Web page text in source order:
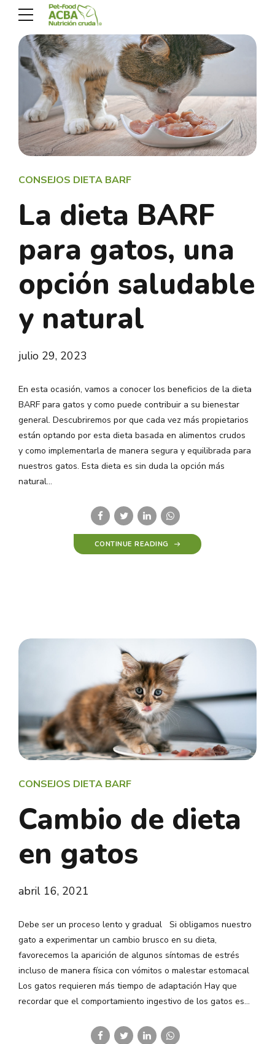
CONSEJOS DIETA BARF
La dieta BARF
para gatos, una
opción saludable
y natural
julio 29, 2023
En esta ocasión, vamos a conocer los beneficios de la dieta
BARF para gatos y como puede contribuir a su bienestar
general. Descubriremos por que cada vez más propietarios
están optando por esta dieta basada en alimentos crudos
y como implementarla de manera segura y equilibrada para
nuestros gatos. Esta dieta es sin duda la opción más
natural...
CONTINUE READING
CONSEJOS DIETA BARF
Cambio de dieta
en gatos
abril 16, 2021
Debe ser un proceso lento y gradual Si obligamos nuestro
gato a experimentar un cambio brusco en su dieta,
favorecemos la aparición de algunos síntomas de estrés
incluso de manera física con vómitos o malestar estomacal
Los gatos requieren más tiempo de adaptación Hay que
recordar que el comportamiento ingestivo de los gatos es...